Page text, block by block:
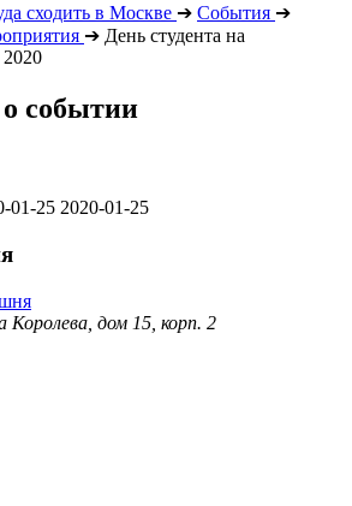
сходить в Москве ➔ События ➔
➔ День студента на
событии
01-25 2020-01-25
Королева, дом 15, корп. 2